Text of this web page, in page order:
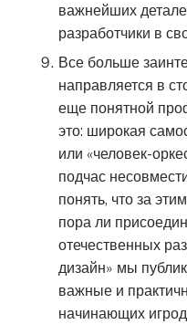
важнейших
разработчики в
Все больше
направляется в
еще понятной
это: широкая
или «человек-
подчас
понять, что за
пора ли
отечественных
дизайн» мы
важные и
начинающих